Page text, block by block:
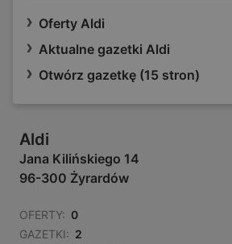
Oferty Aldi
Aktualne gazetki Aldi
Otwórz gazetkę (15 stron)
Aldi
Jana Kilińskiego 14
96-300 Żyrardów
OFERTY: 0
GAZETKI: 2